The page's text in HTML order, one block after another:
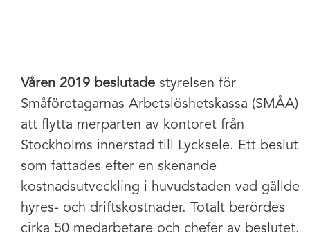
Våren 2019 beslutade styrelsen för
Småföretagarnas Arbetslöshetskassa (SMÅA)
att flytta merparten av kontoret från
Stockholms innerstad till Lycksele. Ett beslut
som fattades efter en skenande
kostnadsutveckling i huvudstaden vad gällde
hyres- och driftskostnader. Totalt berördes
cirka 50 medarbetare och chefer av beslutet.